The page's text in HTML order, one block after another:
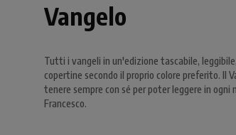
Vangelo
Tutti i vangeli in un'edizione tascabile,
copertine secondo il proprio colore preferito. Il
tenere sempre con sé per poter leggere in
Francesco.